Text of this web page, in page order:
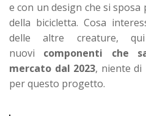
e con un design che si
della bicicletta. Cosa
delle altre creature,
nuovi componenti che
mercato dal 2023, niente di
per questo progetto.